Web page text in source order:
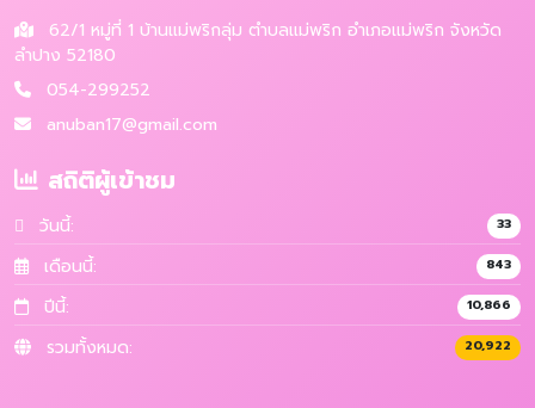
62/1 หมู่ที่ 1 บ้านแม่พริกลุ่ม ตำบลแม่พริก อำเภอแม่พริก จังหวัด
ลำปาง 52180
054-299252
anuban17@gmail.com
สถิติผู้เข้าชม
วันนี้: 33
เดือนนี้: 843
ปีนี้: 10,866
รวมทั้งหมด: 20,922